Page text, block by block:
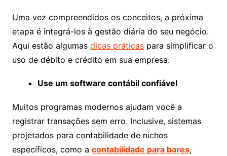
Uma vez compreendidos os conceitos, a próxima
etapa é integrá-los à gestão diária do seu negócio.
Aqui estão algumas dicas práticaspara simplificar o
uso de débito e crédito em sua empresa:
Use um software contábil confiável
Muitos programas modernos ajudam você a
registrar transações sem erro. Inclusive, sistemas
projetados para contabilidade de nichos
específicos, como a contabilidade para bares,